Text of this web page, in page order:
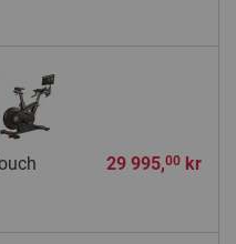
29 995,00kr